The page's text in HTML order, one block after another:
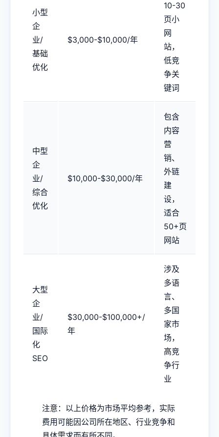
小型
企
业/
基础
优化
$3,000-$10,000/年
10-30
页小
网
站，
低竞
争关
键词
中型
企
业/
综合
优化
$10,000-$30,000/年
包含
内容
营
销、
外链
建
设，
适合
50+页
网站
大型
企
业/
国际
化
SEO
$30,000-$100,000+/
年
涉及
多语
言、
多国
家市
场，
高竞
争行
业
注意：以上价格为市场平均参考，实际
费用可能因公司所在地区、行业竞争和